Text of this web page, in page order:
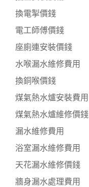
換電掣價錢
電工師傅價錢
座廁連安裝價錢
水喉漏水維修費用
換銅喉價錢
煤氣熱水爐安裝費用
煤氣熱水爐維修價錢
漏水維修費用
浴室漏水維修費用
天花漏水維修價錢
牆身漏水處理費用